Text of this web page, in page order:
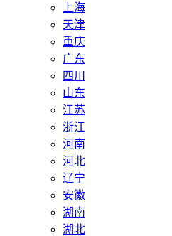
上海
天津
重庆
广东
四川
山东
江苏
浙江
河南
河北
辽宁
安徽
湖南
湖北